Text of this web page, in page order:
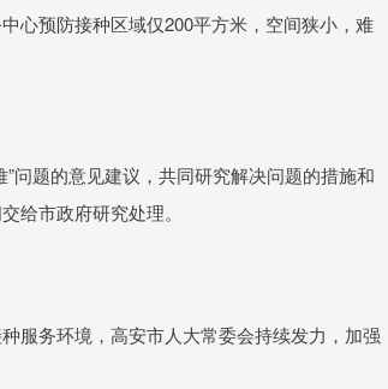
心预防接种区域仅200平方米，空间狭小，难
问题的意见建议，共同研究解决问题的措施和
给市政府研究处理。
服务环境，高安市人大常委会持续发力，加强